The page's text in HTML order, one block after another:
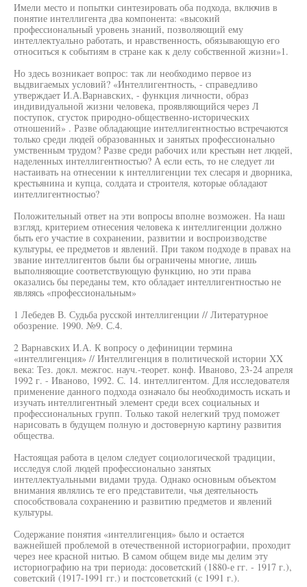
Имели место и попытки синтезировать оба подхода, включив в
понятие интеллигента два компонента: «высокий
профессиональный уровень знаний, позволяющий ему
интеллектуально работать, и нравственность, обязывающую его
относиться к событиям в стране как к делу собственной жизни»1.
Но здесь возникает вопрос: так ли необходимо первое из
выдвигаемых условий? «Интеллигентность, - справедливо
утверждает И.А.Варнавских, - функция личности, образ
индивидуальной жизни человека, проявляющийся через Л
поступок, сгусток природно-общественно-исторических
отношений» . Разве обладающие интеллигентностью встречаются
только среди людей образованных и занятых профессионально
умственным трудом? Разве среди рабочих или крестьян нет людей,
наделенных интеллигентностью? А если есть, то не следует ли
настаивать на отнесении к интеллигенции тех слесаря и дворника,
крестьянина и купца, солдата и строителя, которые обладают
интеллигентностью?
Положительный ответ на эти вопросы вполне возможен. На наш
взгляд, критерием отнесения человека к интеллигенции должно
быть его участие в сохранении, развитии и воспроизводстве
культуры, ее предметов и явлений. При таком подходе в правах на
звание интеллигентов были бы ограничены многие, лишь
выполняющие соответствующую функцию, но эти права
оказались бы переданы тем, кто обладает интеллигентностью не
являясь «профессиональным»
1 Лебедев В. Судьба русской интеллигенции // Литературное
обозрение. 1990. №9. С.4.
2 Варнавских И.А. К вопросу о дефиниции термина
«интеллигенция» // Интеллигенция в политической истории XX
века: Тез. докл. межгос. науч.-теорет. конф. Иваново, 23-24 апреля
1992 г. - Иваново, 1992. С. 14. интеллигентом. Для исследователя
применение данного подхода означало бы необходимость искать и
изучать интеллигентный элемент среди всех социальных и
профессиональных групп. Только такой нелегкий труд поможет
нарисовать в будущем полную и достоверную картину развития
общества.
Настоящая работа в целом следует социологической традиции,
исследуя слой людей профессионально занятых
интеллектуальными видами труда. Однако основным объектом
внимания являлись те его представители, чья деятельность
способствовала сохранению и развитию предметов и явлений
культуры.
Содержание понятия «интеллигенция» было и остается
важнейшей проблемой в отечественной историографии, проходит
через нее красной нитью. В самом общем виде мы делим эту
историографию на три периода: досоветский (1880-е гг. - 1917 г.),
советский (1917-1991 гг.) и постсоветский (с 1991 г.).